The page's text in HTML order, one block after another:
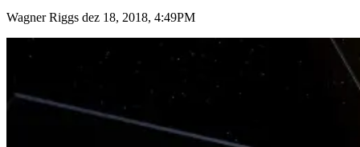
Wagner Riggs dez 18, 2018, 4:49PM